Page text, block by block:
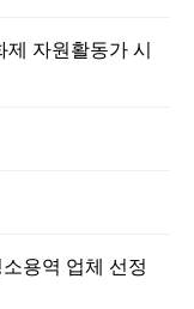
자원활동가 시
용역 업체 선정